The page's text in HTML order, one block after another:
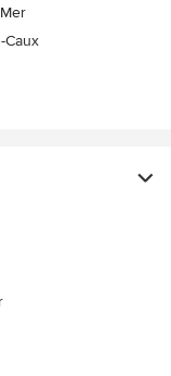
Caux